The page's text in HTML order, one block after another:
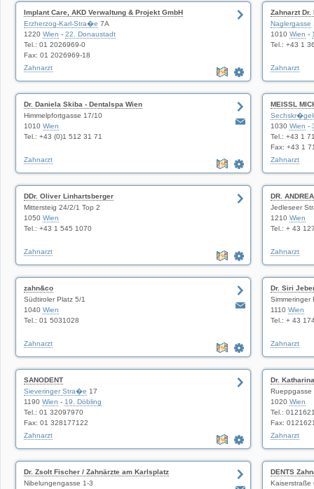
Implant Care, AKD Verwaltung & Projekt GmbH
Erzherzog-Karl-Stra�e 7A
1220 Wien - 22. Donaustadt
Tel.: 01 2026969-0
Fax: 01 2026969-18
Zahnarzt
Zahnarzt
Naglergasse
1010 Wien -
Tel.: +43 1
Zahnarzt
Dr. Daniela Skiba - Dentalspa Wien
Himmelpfortgasse 17/10
1010 Wien
Tel.: +43 (0)1 512 31 71
Zahnarzt
MEISSL
1030 Wien -
Tel.: +43 1
Fax: +43 1
Zahnarzt
DDr. Oliver Linhartsberger
Mittersteig 24/2/1 Top 2
1050 Wien
Tel.: +43 1 545 1070
Zahnarzt
DR.
Jedleseer
1210 Wien
Tel.: + 43
Zahnarzt
zahn&co
Südtiroler Platz 5/1
1040 Wien
Tel.: 01 5031028
Zahnarzt
Dr. Siri
Simmeringer
1110 Wien
Tel.: + 43
Zahnarzt
SANODENT
Sieveringer Stra�e 17
1190 Wien - 19. Döbling
Tel.: 01 32097970
Fax: 01 328177122
Zahnarzt
Dr.
Rueppgasse
1020 Wien
Tel.:
Fax:
Zahnarzt
Dr. Zsolt Fischer / Zahnärzte am Karlsplatz
Nibelungengasse 1-3
DENTS
Kaiserstraße